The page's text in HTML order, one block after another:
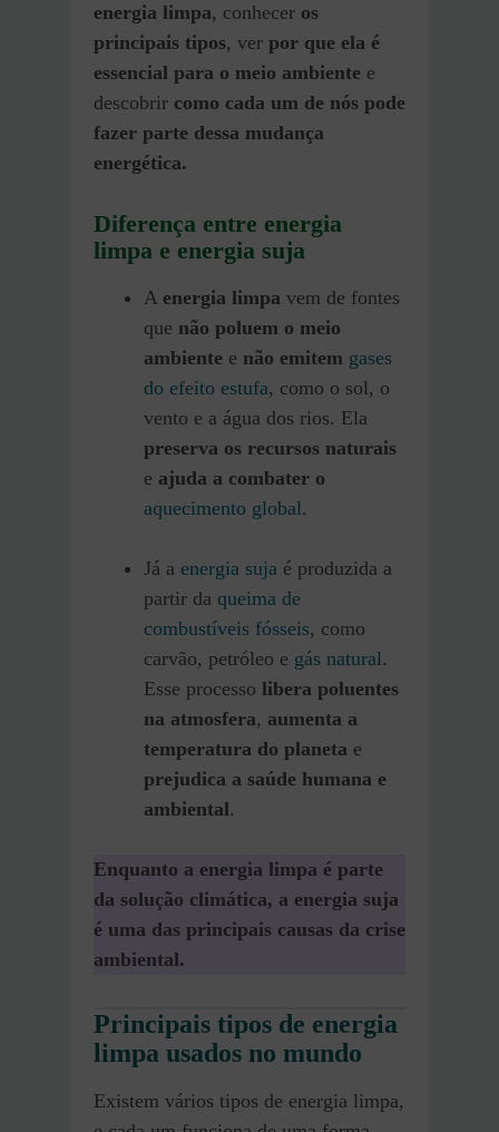
energia limpa, conhecer os
principais tipos, ver por que ela é
essencial para o meio ambiente e
descobrir como cada um de nós pode
fazer parte dessa mudança
energética.
Diferença entre energia
limpa e energia suja
A energia limpa vem de fontes
que não poluem o meio
ambiente e não emitem gases
do efeito estufa, como o sol, o
vento e a água dos rios. Ela
preserva os recursos naturais
e ajuda a combater o
aquecimento global.
Já a energia suja é produzida a
partir da queima de
combustíveis fósseis, como
carvão, petróleo e gás natural.
Esse processo libera poluentes
na atmosfera, aumenta a
temperatura do planeta e
prejudica a saúde humana e
ambiental.
Enquanto a energia limpa é parte
da solução climática, a energia suja
é uma das principais causas da crise
ambiental.
Principais tipos de energia
limpa usados no mundo
Existem vários tipos de energia limpa,